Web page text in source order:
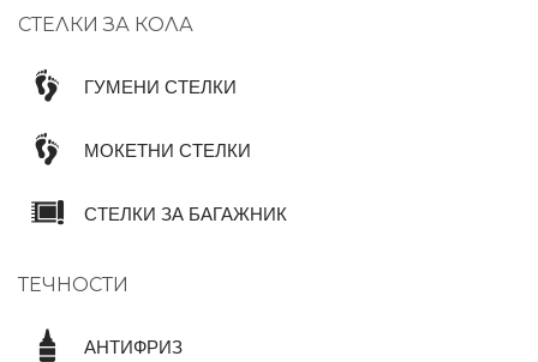
СТЕЛКИ ЗА КОЛА
ГУМЕНИ СТЕЛКИ
МОКЕТНИ СТЕЛКИ
СТЕЛКИ ЗА БАГАЖНИК
ТЕЧНОСТИ
АНТИФРИЗ